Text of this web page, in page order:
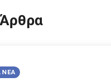
ΝΕΑ